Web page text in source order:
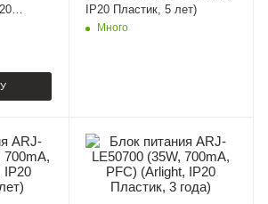
IP20 Пластик, 5 лет)
Много